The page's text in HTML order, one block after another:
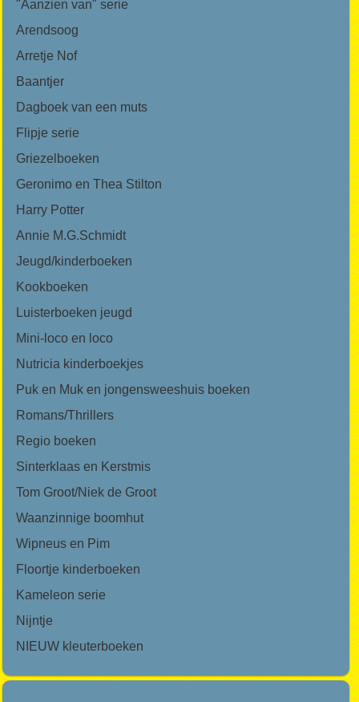
"Aanzien van" serie
Arendsoog
Arretje Nof
Baantjer
Dagboek van een muts
Flipje serie
Griezelboeken
Geronimo en Thea Stilton
Harry Potter
Annie M.G.Schmidt
Jeugd/kinderboeken
Kookboeken
Luisterboeken jeugd
Mini-loco en loco
Nutricia kinderboekjes
Puk en Muk en jongensweeshuis boeken
Romans/Thrillers
Regio boeken
Sinterklaas en Kerstmis
Tom Groot/Niek de Groot
Waanzinnige boomhut
Wipneus en Pim
Floortje kinderboeken
Kameleon serie
Nijntje
NIEUW kleuterboeken